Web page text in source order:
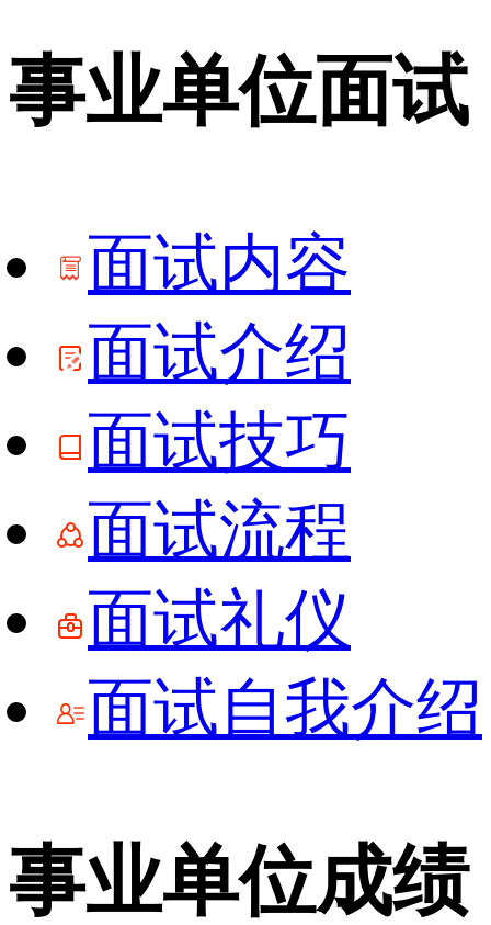
事业单位面试
面试内容
面试介绍
面试技巧
面试流程
面试礼仪
面试自我介绍
事业单位成绩